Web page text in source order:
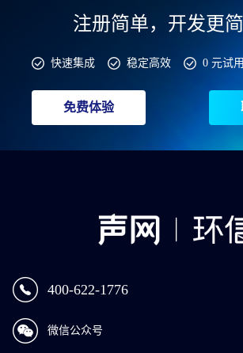
注册简单，开发更简
快速集成 稳定高效 0 元试用
免费体验
400-622-1776
微信公众号